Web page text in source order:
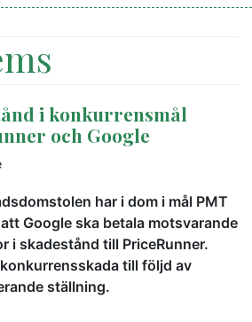
i konkurrensmål
och Google
har i dom i mål PMT
Google ska betala motsvarande
i skadestånd till PriceRunner.
till följd av
ställning.